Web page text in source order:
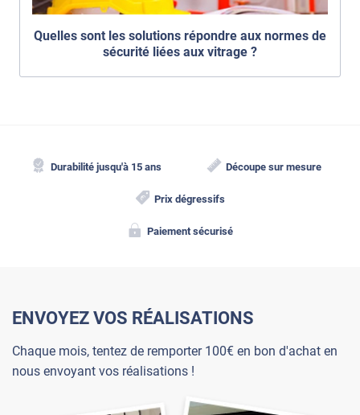
Quelles sont les solutions répondre aux normes de
sécurité liées aux vitrage ?
Durabilité jusqu'à 15 ans Découpe sur mesure
Prix dégressifs
Paiement sécurisé
ENVOYEZ VOS RÉALISATIONS
Chaque mois, tentez de remporter 100€ en bon d'achat en
nous envoyant vos réalisations !